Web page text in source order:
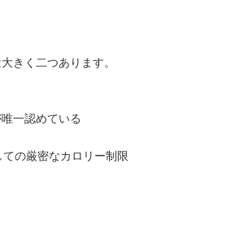
きく二つあります。
一認めている
の厳密なカロリー制限